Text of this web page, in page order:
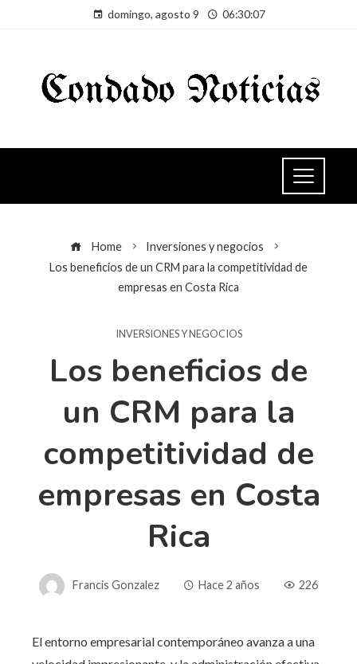
domingo, agosto 9 06:30:08
Home
Inversiones y negocios
Los beneficios de un CRM para la competitividad de
empresas en Costa Rica
INVERSIONES Y NEGOCIOS
Los beneficios de
un CRM para la
competitividad de
empresas en Costa
Rica
Francis Gonzalez Hace 2 años 226
El entorno empresarial contemporáneo avanza a una